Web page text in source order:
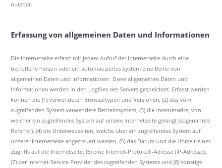
nutzbar.
Erfassung von allgemeinen Daten und Informationen
Die Internetseite erfasst mit jedem Aufruf der Internetseite durch eine
betroffene Person oder ein automatisiertes System eine Reihe von
allgemeinen Daten und Informationen. Diese allgemeinen Daten und
Informationen werden in den Logfiles des Servers gespeichert. Erfasst werden
können die (1) verwendeten Browsertypen und Versionen, (2) das vom
zugreifenden System verwendete Betriebssystem, (3) die Internetseite, von
welcher ein zugreifendes System auf unsere Internetseite gelangt (sogenannte
Referrer), (4) die Unterwebseiten, welche über ein zugreifendes System auf
unserer Internetseite angesteuert werden, (5) das Datum und die Uhrzeit eines
Zugriffs auf die Internetseite, (6) eine Internet-Protokoll-Adresse (IP-Adresse),
(7) der Internet-Service-Provider des zugreifenden Systems und (8) sonstige